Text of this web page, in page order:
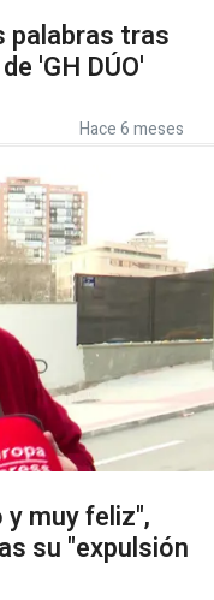
palabras tras
'GH DÚO'
Hace 6 meses
muy feliz",
su "expulsión